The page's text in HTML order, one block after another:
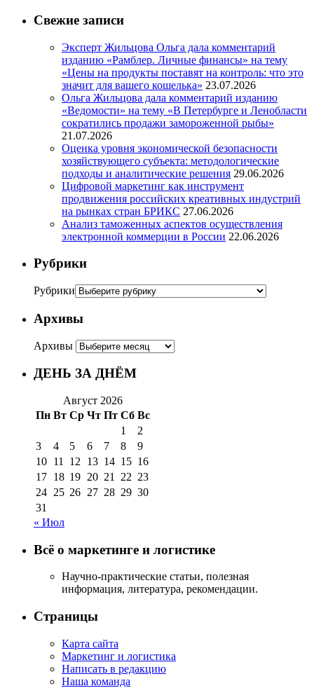
Свежие записи
Эксперт Жильцова Ольга дала комментарий
изданию «Рамблер. Личные финансы» на тему
«Цены на продукты поставят на контроль: что это
значит для вашего кошелька» 23.07.2026
Ольга Жильцова дала комментарий изданию
«Ведомости» на тему «В Петербурге и Ленобласти
сократились продажи замороженной рыбы»
21.07.2026
Оценка уровня экономической безопасности
хозяйствующего субъекта: методологические
подходы и аналитические решения 29.06.2026
Цифровой маркетинг как инструмент
продвижения российских креативных индустрий
на рынках стран БРИКС 27.06.2026
Анализ таможенных аспектов осуществления
электронной коммерции в России 22.06.2026
Рубрики
Рубрики
Архивы
Архивы
ДЕНЬ ЗА ДНЁМ
Август 2026
Пн Вт Ср Чт Пт Сб Вс
1
2
3
4 5 6 7 8
9
10 11 12 13 14 15 16
17 18 19 20 21 22 23
24 25 26 27 28 29 30
31
« Июл
Всё о маркетинге и логистике
Научно-практические статьи, полезная
информация, литература, рекомендации.
Страницы
Карта сайта
Маркетинг и логистика
Написать в редакцию
Наша команда